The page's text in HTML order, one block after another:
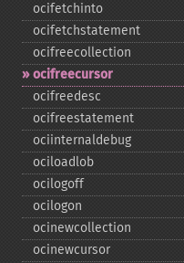
ocifetchinto
ocifetchstatement
ocifreecollection
ocifreecursor
ocifreedesc
ocifreestatement
ociinternaldebug
ociloadlob
ocilogoff
ocilogon
ocinewcollection
ocinewcursor